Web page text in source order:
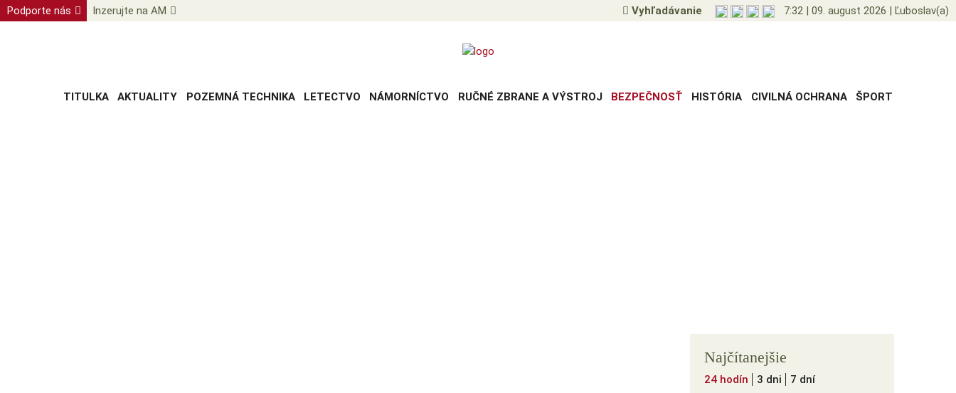
Podporte nás Inzerujte na AM Vyhľadávanie 7:32 | 09. august 2026 | Ľuboslav(a)
TITULKA AKTUALITY POZEMNÁ TECHNIKA LETECTVO NÁMORNÍCTVO RUČNÉ ZBRANE A VÝSTROJ BEZPEČNOSŤ HISTÓRIA CIVILNÁ OCHRANA ŠPORT
Najčítanejšie
24 hodín 3 dni 7 dní